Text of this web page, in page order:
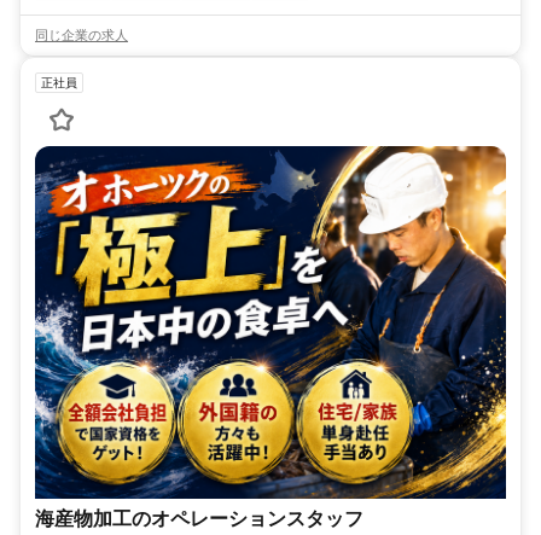
同じ企業の求人
正社員
海産物加工のオペレーションスタッフ